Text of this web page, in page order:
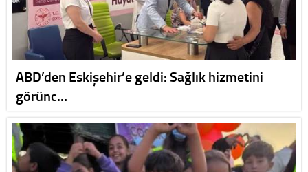
ABD’den Eskişehir’e geldi: Sağlık hizmetini
görünc…